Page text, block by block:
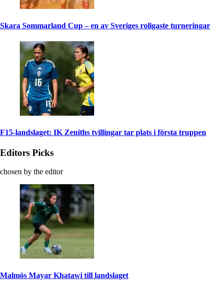
Skara Sommarland Cup – en av Sveriges roligaste turneringar
F15-landslaget: IK Zeniths tvillingar tar plats i första truppen
Editors Picks
chosen by the editor
Malmös Mayar Khatawi till landslaget